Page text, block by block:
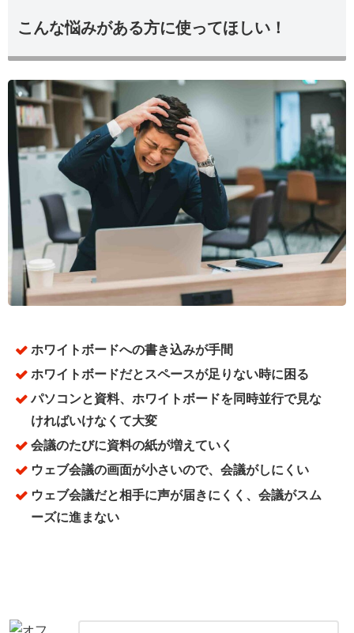
こんな悩みがある方に使ってほしい！
ホワイトボードへの書き込みが手間
ホワイトボードだとスペースが足りない時に困る
パソコンと資料、ホワイトボードを同時並行で見な
ければいけなくて大変
会議のたびに資料の紙が増えていく
ウェブ会議の画面が小さいので、会議がしにくい
ウェブ会議だと相手に声が届きにくく、会議がスム
ーズに進まない